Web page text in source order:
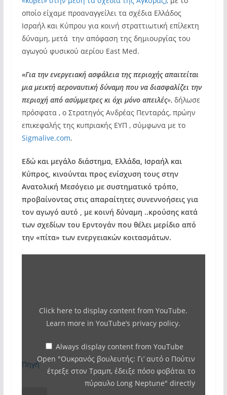
οποίο είχαμε προαναγγείλει τα σχέδια Ελλάδος
Ισραήλ και Κύπρου για κοινή στραττιωτική επίλεκτη
δύναμη, μετά την απόφαση της δημιουργίας του
αγωγού φυσικού αερίου East Med.
«Για την ενεργειακή ασφάλεια της περιοχής απαιτείται
μια μεικτή αεροναυτική δύναμη που να διασφαλίζει την
περιοχή από ασύμμετρες κι όχι μόνο απειλές», δήλωσε
πρόσφατα , ο Στρατηγός Ανδρέας Πενταράς, πρώην
επικεφαλής της κυπριακής ΕΥΠ , σύμφωνα με το
Sigmalive.com.
Εδώ και μεγάλο διάστημα, Ελλάδα, Ισραήλ και
Κύπρος, κινούνται προς ενίσχυση τους στην
Ανατολική Μεσόγειο με συστηματικό τρόπο,
προβαίνοντας στις απαραίτητες συνεννοήσεις για
τον αγωγό αυτό , με κοινή δύναμη ..κρούσης κατά
των σχεδίων του Ερντογάν που θέλει μερίδιο από
την «πίτα» των ενεργειακών κοιτασμάτων.
αυτό
Πούτιν
έτρεξε
στον
Τραμπ,
Click here to display content from YouTube.
Learn more inYouTube’s privacy policy.
Always display content from YouTube
Open "Ουκρανός βουλευτής: Γι’ αυτό ο Πούτιν
έτρεξε στον Τραμπ, έδειξε πόσο φοβάται το
πύραυλο Long Neptune" directly
Πηγή